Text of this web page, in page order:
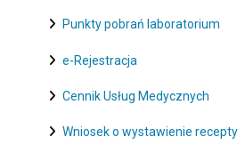
Punkty pobrań laboratorium
e-Rejestracja
Cennik Usług Medycznych
Wniosek o wystawienie recepty